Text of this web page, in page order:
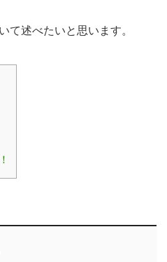
て述べたいと思います。